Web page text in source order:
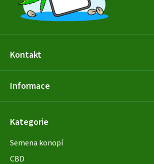
Kontakt
Informace
Kategorie
Semena konopí
CBD